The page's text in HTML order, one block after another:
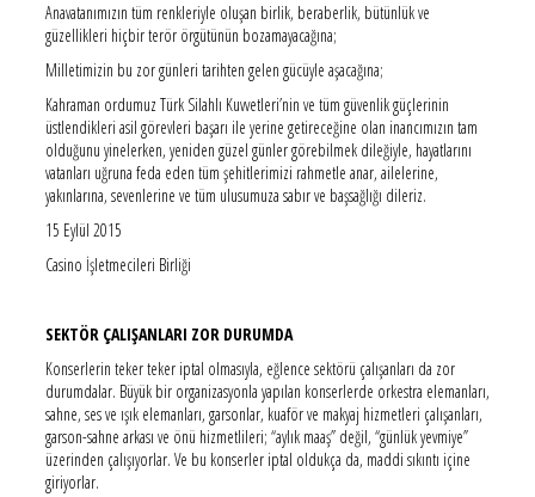
Anavatanımızın tüm renkleriyle oluşan birlik, beraberlik, bütünlük ve
güzellikleri hiçbir terör örgütünün bozamayacağına;
Milletimizin bu zor günleri tarihten gelen gücüyle aşacağına;
Kahraman ordumuz Türk Silahlı Kuvvetleri’nin ve tüm güvenlik güçlerinin
üstlendikleri asil görevleri başarı ile yerine getireceğine olan inancımızın tam
olduğunu yinelerken, yeniden güzel günler görebilmek dileğiyle, hayatlarını
vatanları uğruna feda eden tüm şehitlerimizi rahmetle anar, ailelerine,
yakınlarına, sevenlerine ve tüm ulusumuza sabır ve başsağlığı dileriz.
15 Eylül 2015
Casino İşletmecileri Birliği
SEKTÖR ÇALIŞANLARI ZOR DURUMDA
Konserlerin teker teker iptal olmasıyla, eğlence sektörü çalışanları da zor
durumdalar. Büyük bir organizasyonla yapılan konserlerde orkestra elemanları,
sahne, ses ve ışık elemanları, garsonlar, kuaför ve makyaj hizmetleri çalışanları,
garson-sahne arkası ve önü hizmetlileri; “aylık maaş” değil, “günlük yevmiye”
üzerinden çalışıyorlar. Ve bu konserler iptal oldukça da, maddi sıkıntı içine
giriyorlar.